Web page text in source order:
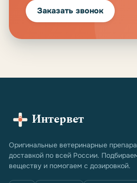
Заказать звонок
Интервет
Оригинальные ветеринарные
доставкой по всей России.
веществу и помогаем с дозировкой.